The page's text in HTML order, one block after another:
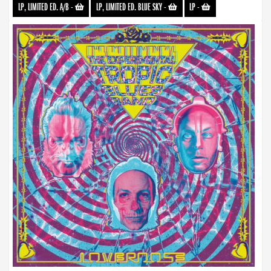
LP, LIMITED ED. A/B- LP, LIMITED ED. BLUE SKY- LP-